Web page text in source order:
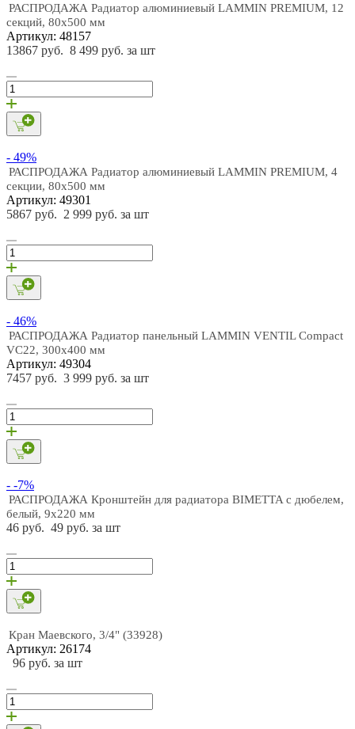
РАСПРОДАЖА Радиатор алюминиевый LAMMIN PREMIUM, 12
секций, 80х500 мм
Артикул: 48157
13867 руб. 8 499 руб. за шт
- 49%
РАСПРОДАЖА Радиатор алюминиевый LAMMIN PREMIUM, 4
секции, 80х500 мм
Артикул: 49301
5867 руб. 2 999 руб. за шт
- 46%
РАСПРОДАЖА Радиатор панельный LAMMIN VENTIL Compact
VC22, 300х400 мм
Артикул: 49304
7457 руб. 3 999 руб. за шт
- -7%
РАСПРОДАЖА Кронштейн для радиатора BIMETTA с дюбелем,
белый, 9х220 мм
46 руб. 49 руб. за шт
Кран Маевского, 3/4" (33928)
Артикул: 26174
96 руб. за шт